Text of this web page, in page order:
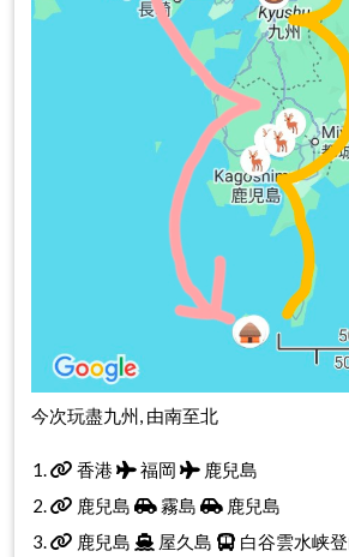
今次玩盡九州, 由南至北
香港 福岡
鹿兒島
鹿兒島
霧島
鹿兒島
鹿兒島
屋久島 白谷雲水峡